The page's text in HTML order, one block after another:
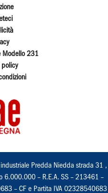
Modello 231
policy
Predda Niedda strada 31 ,
6.000.000 – R.E.A. SS – 213461 –
– CF e Partita IVA 02328540683